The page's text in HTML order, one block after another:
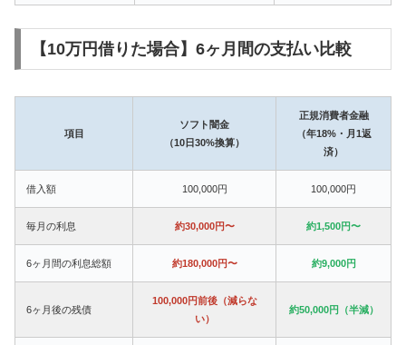
【10万円借りた場合】6ヶ月間の支払い比較
項目
ソフト闇金
（10日30%換算）
正規消費者金融
（年18%・月1返
済）
借入額 100,000円 100,000円
毎月の利息 約30,000円〜 約1,500円〜
6ヶ月間の利息総額 約180,000円〜 約9,000円
6ヶ月後の残債
100,000円前後（減らな
い）
約50,000円（半減）